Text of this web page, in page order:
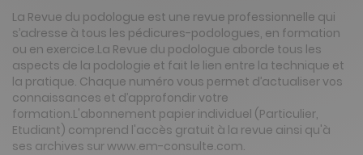
La Revue du podologue est une revue professionnelle qui
s’adresse à tous les pédicures-podologues, en formation
ou en exercice.La Revue du podologue aborde tous les
aspects de la podologie et fait le lien entre la technique et
la pratique. Chaque numéro vous permet d’actualiser vos
connaissances et d’approfondir votre
formation.L'abonnement papier individuel (Particulier,
Etudiant) comprend l'accès gratuit à la revue ainsi qu'à
ses archives sur www.em-consulte.com.